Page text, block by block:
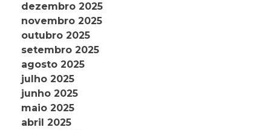
dezembro 2025
novembro 2025
outubro 2025
setembro 2025
agosto 2025
julho 2025
junho 2025
maio 2025
abril 2025